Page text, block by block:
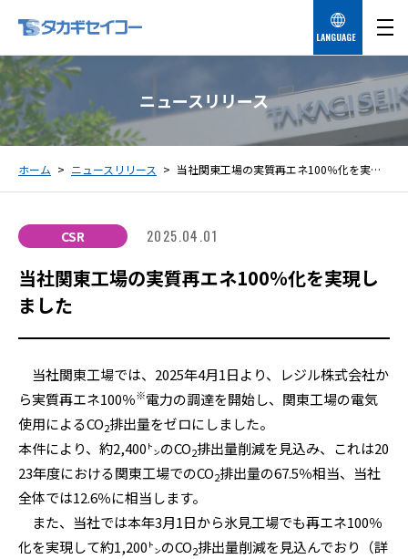
LANGUAGE
ニュースリリース
ホーム ニュースリリース 当社関東工場の実質再エネ100％化を実現しました
CSR 2025.04.01
当社関東工場の実質再エネ100％化を実現し
ました
当社関東工場では、2025年4月1日より、レジル株式会社か
ら実質再エネ100％※電力の調達を開始し、関東工場の電気
使用によるCO2排出量をゼロにしました。
本件により、約2,400㌧のCO2排出量削減を見込み、これは20
23年度における関東工場でのCO2排出量の67.5％相当、当社
全体では12.6％に相当します。
また、当社では本年3月1日から氷見工場でも再エネ100％
化を実現して約1,200㌧のCO2排出量削減を見込んでおり（詳